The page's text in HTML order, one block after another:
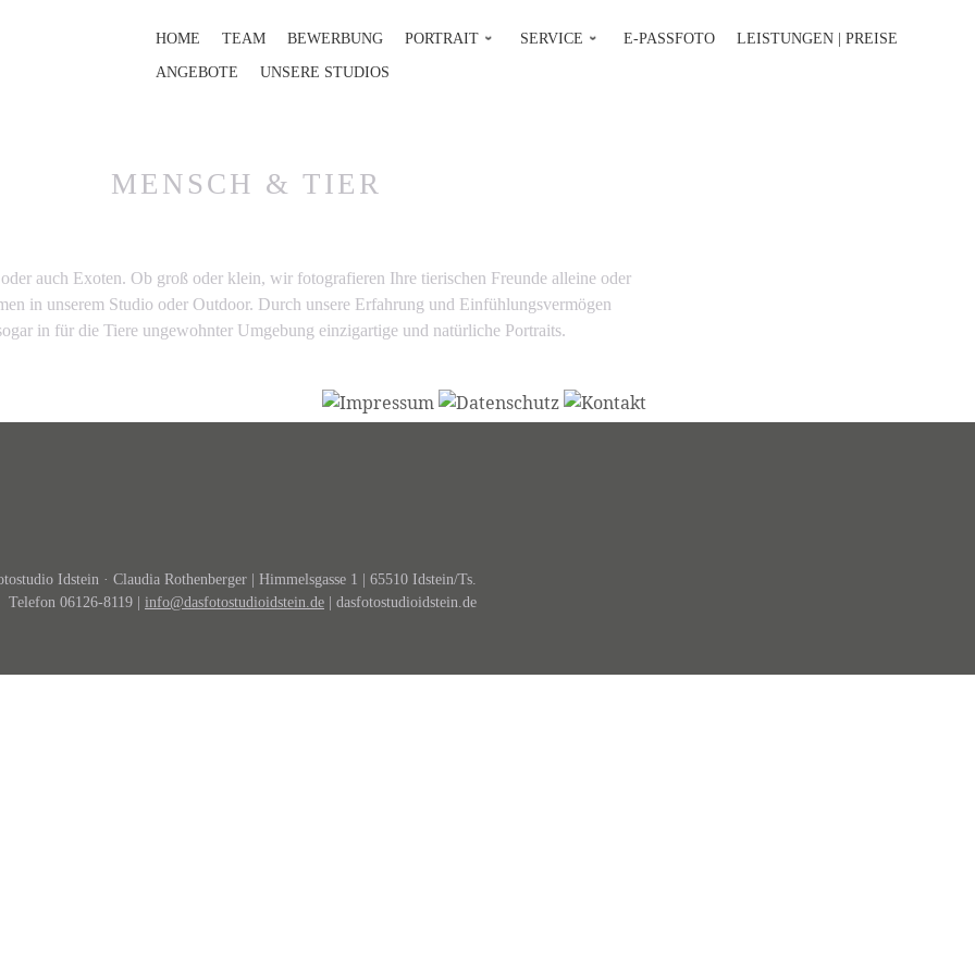
HOME TEAM BEWERBUNG PORTRAIT SERVICE E-PASSFOTO LEISTUNGEN | PREISE
ANGEBOTE UNSERE STUDIOS
MENSCH & TIER
auch Exoten. Ob groß oder klein, wir fotografieren Ihre tierischen Freunde alleine oder
in unserem Studio oder Outdoor. Durch unsere Erfahrung und Einfühlungsvermögen
in für die Tiere ungewohnter Umgebung einzigartige und natürliche Portraits.
Idstein · Claudia Rothenberger | Himmelsgasse 1 | 65510 Idstein/Ts.
Telefon 06126-8119 | info@dasfotostudioidstein.de | dasfotostudioidstein.de